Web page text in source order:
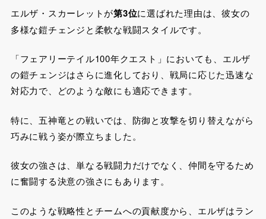
エルザ・スカーレットが第3位に選ばれた理由は、彼女の
多様な鎧チェンジと柔軟な戦闘スタイルです。
「フェアリーテイル100年クエスト」においても、エルザ
の鎧チェンジはさらに進化しており、戦局に応じた迅速な
対応力で、どのような敵にも適応できます。
特に、五神竜との戦いでは、防御と攻撃を切り替えながら
巧みに戦う姿が際立ちました。
彼女の強さは、単なる戦闘力だけでなく、仲間を守るため
に奮闘する決意の強さにもあります。
このような戦略性とチームへの貢献度から、エルザはラン